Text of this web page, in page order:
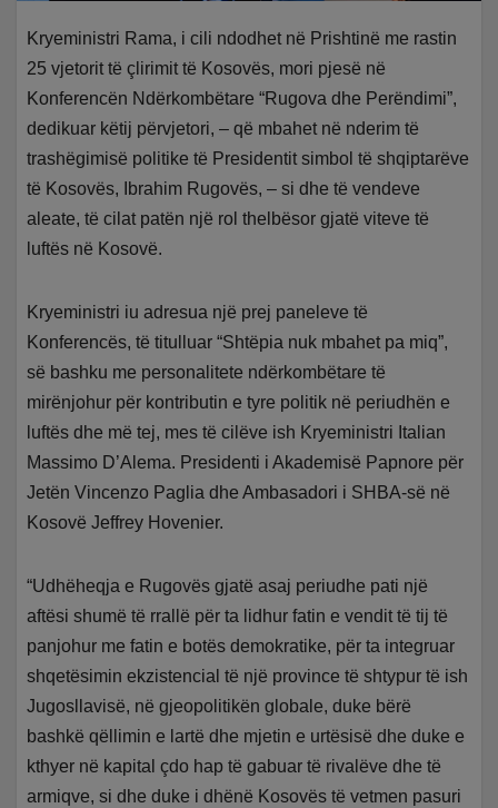
Kryeministri Rama, i cili ndodhet në Prishtinë me rastin
25 vjetorit të çlirimit të Kosovës, mori pjesë në
Konferencën Ndërkombëtare “Rugova dhe Perëndimi”,
dedikuar këtij përvjetori, – që mbahet në nderim të
trashëgimisë politike të Presidentit simbol të shqiptarëve
të Kosovës, Ibrahim Rugovës, – si dhe të vendeve
aleate, të cilat patën një rol thelbësor gjatë viteve të
luftës në Kosovë.
Kryeministri iu adresua një prej paneleve të
Konferencës, të titulluar “Shtëpia nuk mbahet pa miq”,
së bashku me personalitete ndërkombëtare të
mirënjohur për kontributin e tyre politik në periudhën e
luftës dhe më tej, mes të cilëve ish Kryeministri Italian
Massimo D’Alema. Presidenti i Akademisë Papnore për
Jetën Vincenzo Paglia dhe Ambasadori i SHBA-së në
Kosovë Jeffrey Hovenier.
“Udhëheqja e Rugovës gjatë asaj periudhe pati një
aftësi shumë të rrallë për ta lidhur fatin e vendit të tij të
panjohur me fatin e botës demokratike, për ta integruar
shqetësimin ekzistencial të një province të shtypur të ish
Jugosllavisë, në gjeopolitikën globale, duke bërë
bashkë qëllimin e lartë dhe mjetin e urtësisë dhe duke e
kthyer në kapital çdo hap të gabuar të rivalëve dhe të
armiqve, si dhe duke i dhënë Kosovës të vetmen pasuri